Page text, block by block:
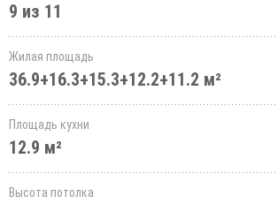
9 из 11
Жилая площадь
36.9+16.3+15.3+12.2+11.2 м²
Площадь кухни
12.9 м²
Высота потолка